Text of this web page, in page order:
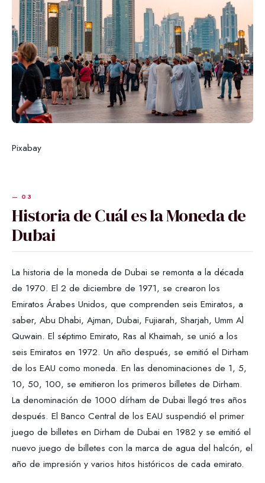
Pixabay
Historia de Cuál es la Moneda de
Dubai
La historia de la moneda de Dubai se remonta a la década
de 1970. El 2 de diciembre de 1971, se crearon los
Emiratos Árabes Unidos, que comprenden seis Emiratos, a
saber, Abu Dhabi, Ajman, Dubai, Fujiarah, Sharjah, Umm Al
Quwain. El séptimo Emirato, Ras al Khaimah, se unió a los
seis Emiratos en 1972. Un año después, se emitió el Dirham
de los EAU como moneda. En las denominaciones de 1, 5,
10, 50, 100, se emitieron los primeros billetes de Dirham.
La denominación de 1000 dírham de Dubai llegó tres años
después. El Banco Central de los EAU suspendió el primer
juego de billetes en Dirham de Dubai en 1982 y se emitió el
nuevo juego de billetes con la marca de agua del halcón, el
año de impresión y varios hitos históricos de cada emirato.